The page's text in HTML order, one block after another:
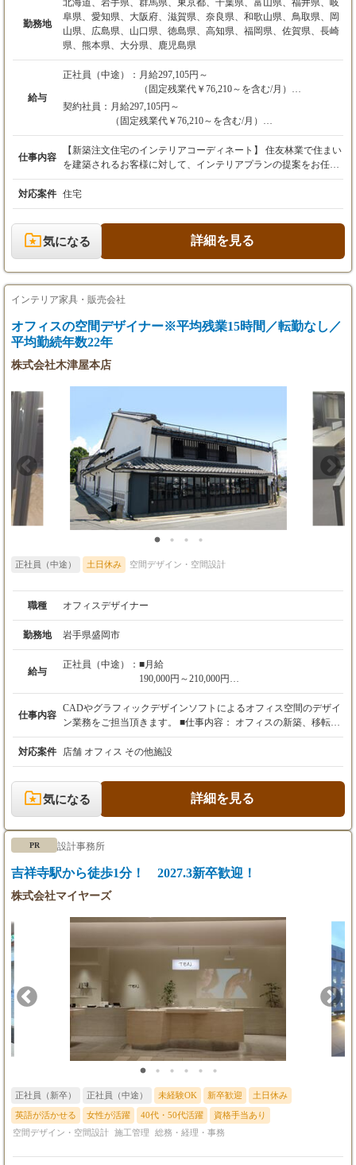
勤務地
北海道、岩手県、群馬県、東京都、千葉県、富山県、福井県、岐
阜県、愛知県、大阪府、滋賀県、奈良県、和歌山県、鳥取県、岡
山県、広島県、山口県、徳島県、高知県、福岡県、佐賀県、長崎
県、熊本県、大分県、鹿児島県
給与
正社員（中途）： 月給297,105円～
（固定残業代￥76,210～を含む/月）
※別途時間外手当あり（月給に含まれる41時間
を超過した時間外労働分について支給）
※別途業績手当は賞与にて支給
※初年後は満額支給とはならないため、2年目
以降のイメージとなります。
契約社員： 月給297,105円～
（固定残業代￥76,210～を含む/月）
※別途時間外手当あり（月給に含まれる41時間を超過
した時間外労働分について支給）
※別途交通費支給
※別途業績手当は賞与にて支給
【年収例】
20代：450～550万円程度（基本年収400万円＋業績賞
30代：450～600万円（基本年収450万円＋業績賞与）
仕事内容
【新築注文住宅のインテリアコーディネート】 住友林業で住まい
を建築されるお客様に対して、インテリアプランの提案をお任せ
します。 具体的には ■インテリア提案（家具・照明・カーテン
等） ■空間提案（配線配灯計画・室内の内装提案） ■トータルイ
ンテリアプラン提案（システムキッチン・アート）など 住友林業
ならではの木の温かみを存分に生かした、心安らげる住宅をトー
タル提案にてデザインをしていただくことが出来ます。 【勤務
地】 池袋支店（東京都豊島区） 東京東支店（東京都江東区） 東
県水戸市） つくば支店（茨城県つくば市） 群馬支店（群馬県高
崎市） 池袋支店（東京都豊島区） 千葉支店（千葉県千葉市、木
更津市） 柏支店（千葉県柏市） 成田支店（千葉県成田市） 富山
支店（富山県富山市） 福井支店（福井県福井市） 信州支店（長
野県長野市、長野県松本市） 岐阜支店（岐阜県岐阜市） 静岡支
店（静岡県静岡市） 静岡東支店（静岡県沼津市） 浜松支店（静
古屋市） 名古屋中央支店（愛知県名古屋市） 名古屋南支店（愛
知県名古屋市 豊橋支店（愛知県豊橋市） 滋賀支店（滋賀県草津
市） 大阪支店（大阪府大阪市） 大阪北支店（大阪府豊中市） 大
阪南支店（大阪府堺市） 奈良支店（奈良県生駒市） 和歌山支店
（和歌山県和歌山市） 神戸支店（兵庫県神戸市、兵庫県西宮市）
姫路支店（兵庫県姫路市） 岡山支店（鳥取県米子市、岡山県岡山
市） 広島支店（広島県広島市） 福山支店（広島県福山市） 山口
支店（山口県山口市） 高松支店（徳島県徳島市） 福岡支店（福
岡県福岡市、北九州市） 西九州支店（福岡県久留米市、佐賀県佐
賀市、長崎県諫早市） 熊本支店（熊本県熊本市） 大分支店（大
分県大分市） 鹿児島支店（鹿児島県鹿児島市）
対応案件 住宅
気になる 詳細を見る
インテリア家具・販売会社
オフィスの空間デザイナー※平均残業15時間／転勤なし／
平均勤続年数22年
株式会社木津屋本店
正社員（中途） 土日休み 空間デザイン・空間設計
職種 オフィスデザイナー
勤務地 岩手県盛岡市
給与
正社員（中途）： ■月給
190,000円～210,000円
■予定年収
250万円～350万円
※試用期間3ヶ月あり
※昇給：年1回（4月）
※賞与：年2回
仕事内容
CADやグラフィックデザインソフトによるオフィス空間のデザイ
ン業務をご担当頂きます。 ■仕事内容： オフィスの新築、移転、
改装、レイアウト変更を必要とされるお客様のために快適な空間
をデザインしていただきます。 弊社セールスパーソンがお客様か
ら確認してくるご要望にマッチした空間をデザインしていただき
ます。 オフィス家具、各種OA機器やパーテーションのレイアウ
トデザインは基より、壁面や天井等、お客様のコンセプトに沿っ
たオフィス空間全般のデザイン業務をお願いいたします。 ※建物
だくこともございます。 ※コンセプトに応じたインテリアの選定
についても積極的に提案下さい。 ※デザイナーとしての経験やス
キルに応じて、顧客把握や商談の進め方を体得していただく為
に、セールスパーソンとして修行を積んでいただく場合もござい
対応案件 店舗 オフィス その他施設
気になる 詳細を見る
PR 設計事務所
吉祥寺駅から徒歩1分！ 2027.3新卒歓迎！
株式会社マイヤーズ
正社員（新卒） 正社員（中途） 未経験OK 新卒歓迎 土日休み
英語が活かせる 女性が活躍 40代・50代活躍
資格手当あり
空間デザイン・空間設計 施工管理 総務・経理・事務